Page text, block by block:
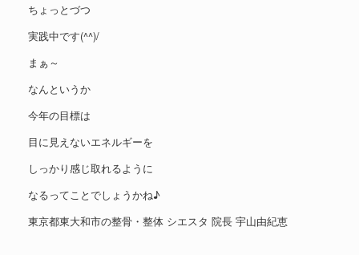
ちょっとづつ
実践中です(^^)/
まぁ～
なんというか
今年の目標は
目に見えないエネルギーを
しっかり感じ取れるように
なるってことでしょうかね♪
東京都東大和市の整骨・整体 シエスタ 院長 宇山由紀恵